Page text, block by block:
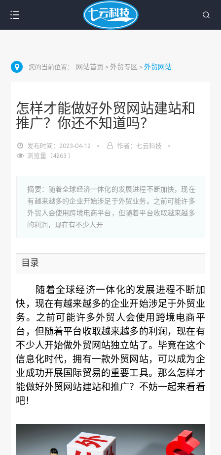
您的当前位置： 网站首页 > 外贸专区 >外贸网站
怎样才能做好外贸网站建站和
推广？你还不知道吗？
发布时间：2023-04-12
作者：七云科技
浏览量（4263 ）
摘要：随着全球经济一体化的发展进程不断加快，现在
有越来越多的企业开始涉足于外贸业务。之前可能许多
外贸人会使用跨境电商平台，但随着平台收取越来越多
的利润，现在有不少人开...
目录
随着全球经济一体化的发展进程不断加
快，现在有越来越多的企业开始涉足于外贸业
务。之前可能许多外贸人会使用跨境电商平
台，但随着平台收取越来越多的利润，现在有
不少人开始做外贸网站独立站了。毕竟在这个
信息化时代，拥有一款外贸网站，可以成为企
业成功开展国际贸易的重要工具。那么怎样才
能做好外贸网站建站和推广？不妨一起来看看
吧！